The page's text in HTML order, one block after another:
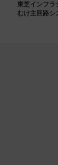
東芝インフラ
むけ主回路シ